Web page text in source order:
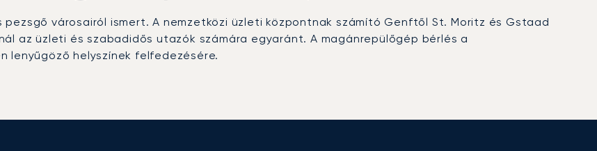
városairól ismert. A nemzetközi üzleti központnak számító Genftől St. Moritz és Gstaad
az üzleti és szabadidős utazók számára egyaránt. A magánrepülőgép bérlés a
lenyűgöző helyszínek felfedezésére.